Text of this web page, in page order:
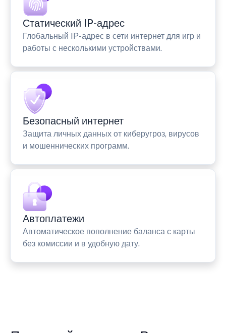
Статический IP-адрес
Глобальный IP-адрес в сети интернет для игр и
работы с несколькими устройствами.
Безопасный интернет
Защита личных данных от киберугроз, вирусов
и мошеннических программ.
Автоплатежи
Автоматическое пополнение баланса с карты
без комиссии и в удобную дату.